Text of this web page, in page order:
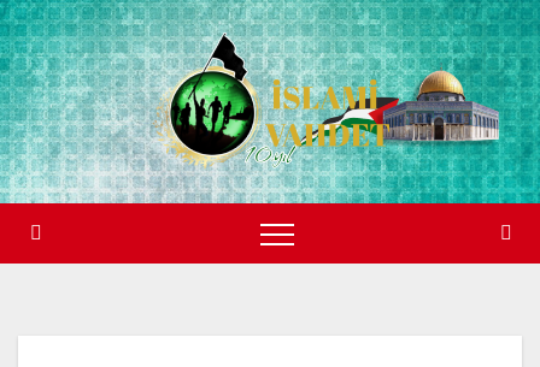
Skip
to
content